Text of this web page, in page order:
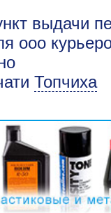
выдачи
ооо
Топчиха